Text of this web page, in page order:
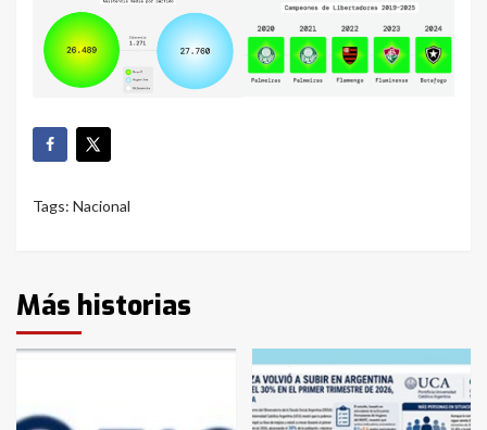
Tags: Nacional
Más historias